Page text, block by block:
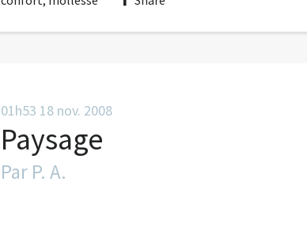
01h53 18 nov. 2008
Paysage
Par P. A.